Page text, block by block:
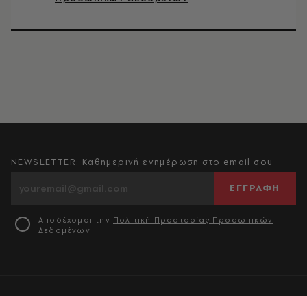
NEWSLETTER: Καθημερινή ενημέρωση στο email σου
ΕΓΓΡΑΦΗ
Αποδέχομαι την Πολιτική Προστασίας Προσωπικών
Δεδομένων